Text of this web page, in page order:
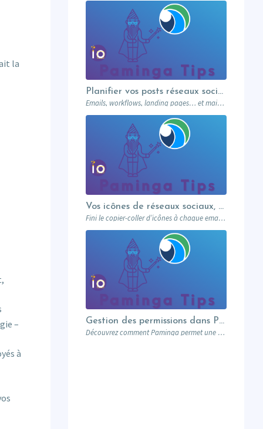
la
–
à
Planifier vos posts réseaux sociaux directement depuis votre MA
Emails, workflows, landing pages… et maintenant vos posts réseaux sociaux. Paminga centralise votre marketing dans un seul outil. Paminga Tip #08.
Vos icônes de réseaux sociaux, une fois pour toutes
Fini le copier-coller d’icônes à chaque email. Paminga centralise vos profils sociaux et les met à disposition de toute l’équipe via un élément dédié. Découvrez comment en 5 minutes.
Gestion des permissions dans Paminga : donnez les bons droits aux bonnes personnes
Découvrez comment Paminga permet une gestion fine des permissions : rôles, équipes, workspaces et contrôle au niveau des champs. Sécurisez votre marketing automation.